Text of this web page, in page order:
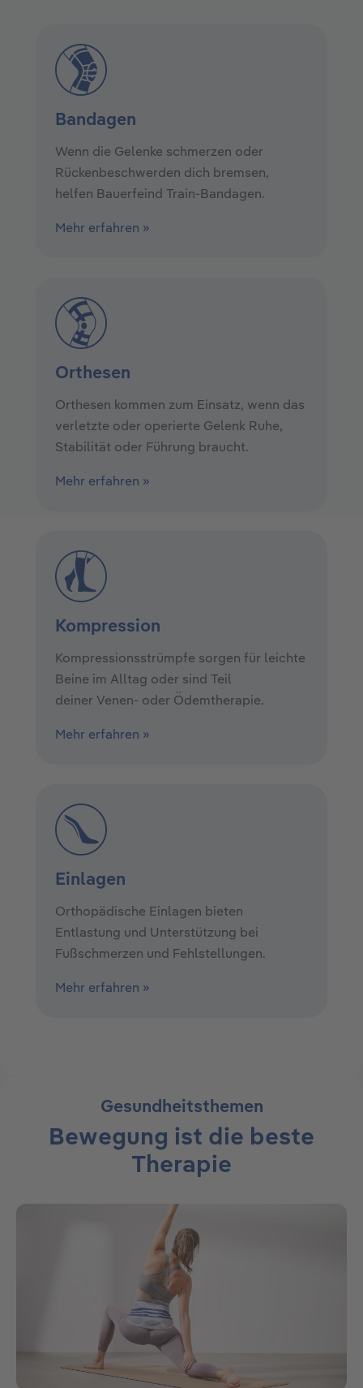
Bandagen
Wenn die Gelenke schmerzen oder
Rückenbeschwerden dich bremsen,
helfen Bauerfeind Train-Bandagen.
Mehr erfahren »
Orthesen
Orthesen kommen zum Einsatz, wenn das
verletzte oder operierte Gelenk Ruhe,
Stabilität oder Führung braucht.
Mehr erfahren »
Kompression
Kompressionsstrümpfe sorgen für leichte
Beine im Alltag oder sind Teil
deiner Venen- oder Ödemtherapie.
Mehr erfahren »
Einlagen
Orthopädische Einlagen bieten
Entlastung und Unterstützung bei
Fußschmerzen und Fehlstellungen.
Mehr erfahren »
Gesundheitsthemen
Bewegung ist die beste
Therapie